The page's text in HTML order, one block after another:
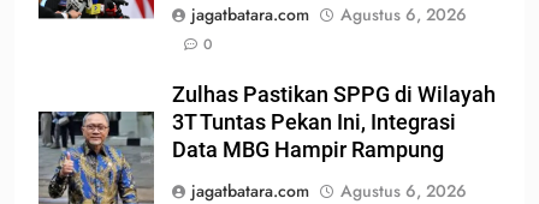
jagatbatara.com
Agustus 6, 2026
0
Zulhas Pastikan SPPG di Wilayah
3T Tuntas Pekan Ini, Integrasi
Data MBG Hampir Rampung
jagatbatara.com
Agustus 6, 2026